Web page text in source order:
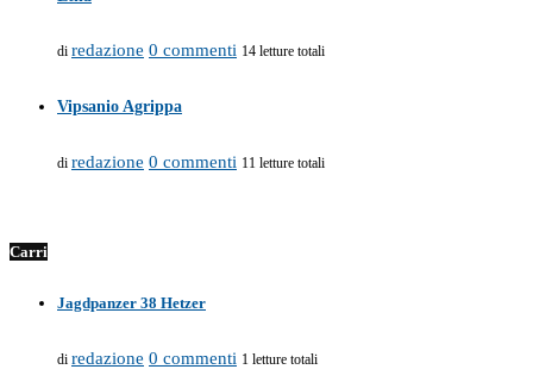
di redazione 0 commenti 14 letture totali
Vipsanio Agrippa
di redazione 0 commenti 11 letture totali
Carri
Jagdpanzer 38 Hetzer
di redazione 0 commenti 1 letture totali